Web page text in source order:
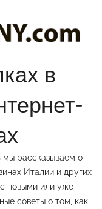
в
мы рассказываем о
Италии и других
новыми или уже
советы о том, как